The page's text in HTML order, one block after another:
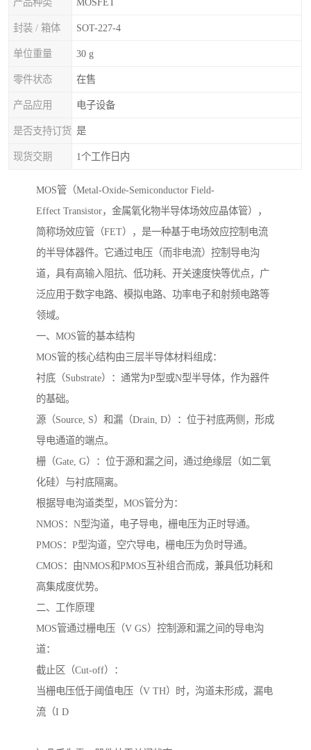
封装 / 箱体 SOT-227-4
单位重量 30 g
零件状态 在售
产品应用 电子设备
是否支持订货 是
现货交期 1个工作日内
MOS管（Metal-Oxide-Semiconductor Field-
Effect Transistor，金属氧化物半导体场效应晶体管），
简称场效应管（FET），是一种基于电场效应控制电流
的半导体器件。它通过电压（而非电流）控制导电沟
道，具有高输入阻抗、低功耗、开关速度快等优点，广
泛应用于数字电路、模拟电路、功率电子和射频电路等
领域。
一、MOS管的基本结构
MOS管的核心结构由三层半导体材料组成：
衬底（Substrate）：通常为P型或N型半导体，作为器件
的基础。
源（Source, S）和漏（Drain, D）：位于衬底两侧，形成
导电通道的端点。
栅（Gate, G）：位于源和漏之间，通过绝缘层（如二氧
化硅）与衬底隔离。
根据导电沟道类型，MOS管分为：
NMOS：N型沟道，电子导电，栅电压为正时导通。
PMOS：P型沟道，空穴导电，栅电压为负时导通。
CMOS：由NMOS和PMOS互补组合而成，兼具低功耗和
高集成度优势。
二、工作原理
MOS管通过栅电压（V GS）控制源和漏之间的导电沟
道：
截止区（Cut-off）：
当栅电压低于阈值电压（V TH）时，沟道未形成，漏电
流（I D